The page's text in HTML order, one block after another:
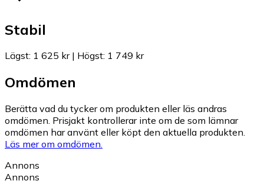
Stabil
Lägst: 1 625 kr| Högst: 1 749 kr
Omdömen
Berätta vad du tycker om produkten eller läs andras
omdömen. Prisjakt kontrollerar inte om de som lämnar
omdömen har använt eller köpt den aktuella produkten.
Läs mer om omdömen.
Annons
Annons